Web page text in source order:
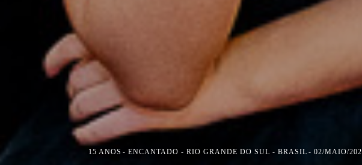
15 ANOS ENCANTADO - RIO GRANDE DO SUL - BRASIL 02/MAIO/